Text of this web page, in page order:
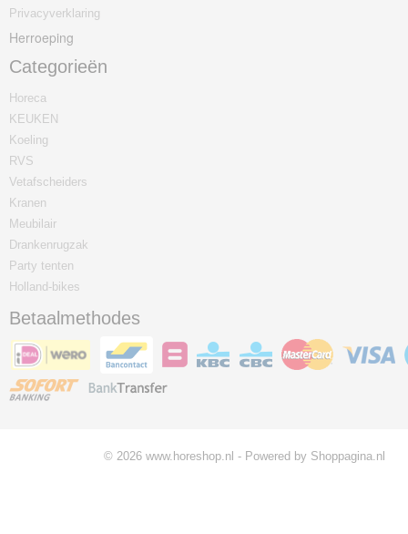
Privacyverklaring
Herroeping
Categorieën
Horeca
KEUKEN
Koeling
RVS
Vetafscheiders
Kranen
Meubilair
Drankenrugzak
Party tenten
Holland-bikes
Betaalmethodes
© 2026 www.horeshop.nl - Powered by Shoppagina.nl